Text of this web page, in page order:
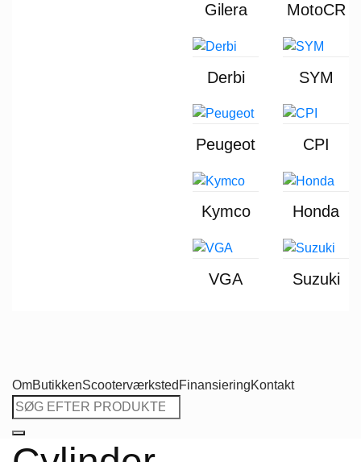
Gilera MotoCR
Derbi SYM
Peugeot CPI
Kymco Honda
VGA Suzuki
OmButikkenScooterværksted FinansieringKontakt
Søg
efter: